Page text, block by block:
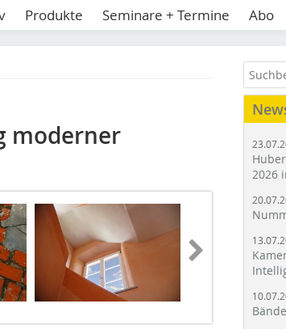
Produkte Seminare + Termine Abo
moderner
2026